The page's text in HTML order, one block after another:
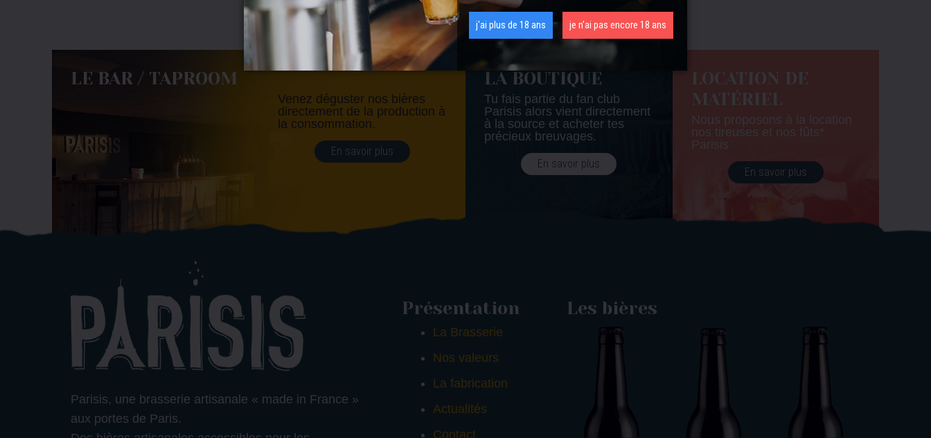
LE BAR / TAPROOM
Venez déguster nos bières
directement de la production à
la consommation.
En savoir plus
LA BOUTIQUE
Tu fais partie du fan club
Parisis alors vient directement
à la source et acheter tes
précieux breuvages.
En savoir plus
LOCATION DE
MATÉRIEL
Nous proposons à la location
nos tireuses et nos fûts*
Parisis
En savoir plus
Parisis, une brasserie artisanale « made in France »
aux portes de Paris.
Présentation
La Brasserie
Nos valeurs
La fabrication
Actualités
Contact
Les bières
j'ai plus de 18 ans je n'ai pas encore 18 ans